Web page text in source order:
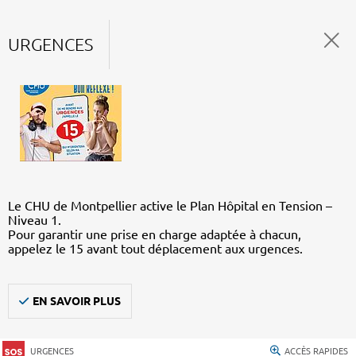
URGENCES
Le CHU de Montpellier active le Plan Hôpital en Tension –
Niveau 1.
Pour garantir une prise en charge adaptée à chacun,
appelez le 15 avant tout déplacement aux urgences.
EN SAVOIR PLUS
URGENCES ACCÈS RAPIDES